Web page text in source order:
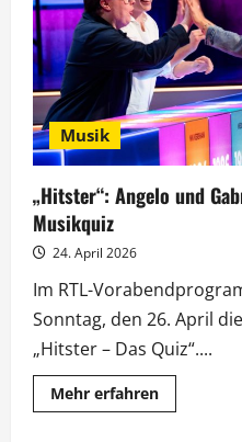
Promis
ziehen
ins
Schloss
der
Lügen
Musik
„Hitster“: Angelo und
Musikquiz
24. April 2026
Im RTL-
Sonntag, den 26. April
„Hitster – Das Quiz“....
Mehr erfahrenMehr